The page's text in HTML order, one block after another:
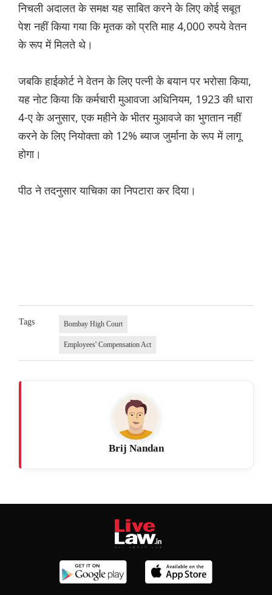
निचली अदालत के समक्ष यह साबित करने के लिए कोई सबूत
पेश नहीं किया गया कि मृतक को प्रति माह 4,000 रुपये वेतन
के रूप में मिलते थे।
जबकि हाईकोर्ट ने वेतन के लिए पत्नी के बयान पर भरोसा किया,
यह नोट किया कि कर्मचारी मुआवजा अधिनियम, 1923 की धारा
4-ए के अनुसार, एक महीने के भीतर मुआवजे का भुगतान नहीं
करने के लिए नियोक्ता को 12% ब्याज जुर्माना के रूप में लागू
होगा।
पीठ ने तदनुसार याचिका का निपटारा कर दिया।
Tags Bombay High Court
Employees' Compensation Act
Brij Nandan